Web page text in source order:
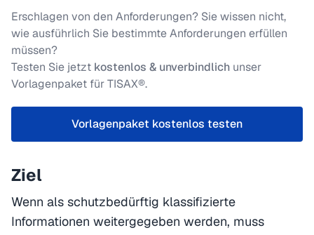
Erschlagen von den Anforderungen? Sie wissen nicht,
wie ausführlich Sie bestimmte Anforderungen erfüllen
müssen?
Testen Sie jetzt kostenlos & unverbindlich unser
Vorlagenpaket für TISAX®.
Vorlagenpaket kostenlos testen
Ziel
Wenn als schutzbedürftig klassifizierte
Informationen weitergegeben werden, muss